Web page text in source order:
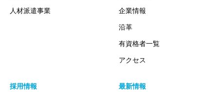
人材派遣事業 企業情報
沿革
有資格者一覧
アクセス
採用情報 最新情報